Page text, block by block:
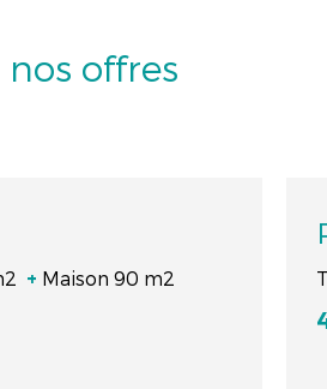
offres
+ Maison 90 m2